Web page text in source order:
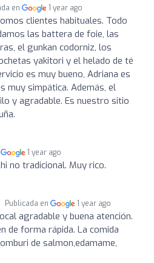
en 1 year ago
clientes habituales. Todo
las battera de foie, las
el gunkan codorniz, los
yakitori y el helado de té
es muy bueno, Adriana es
muy simpática. Además, el
y agradable. Es nuestro sitio
1 year ago
no tradicional. Muy rico.
Publicada en 1 year ago
agradable y buena atención.
de forma rápida. La comida
de salmon,edamame,